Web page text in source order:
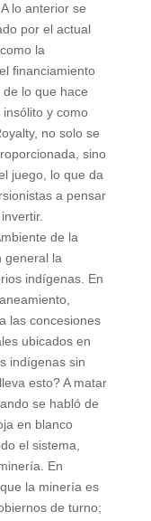
lo anterior se
por el actual
la
financiamiento
lo que hace
y como
no solo se
sino
juego, lo que da
a pensar
de la
general la
indígenas. En
las concesiones
ubicados en
indígenas sin
esto? A matar
se habló de
en blanco
el sistema,
En
la minería es
de turno;